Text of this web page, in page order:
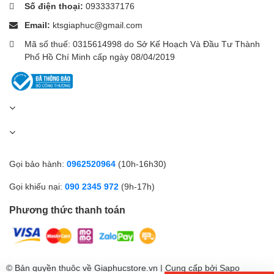
Theo dõi nhiệt độ liên tục
Bảo vệ quá nhiệt, quá dòng, quá áp
👉 Yên tâm sử dụng lâu dài
🔋 Hiệu năng sử dụng
Backup pin trong ngày
Số điện thoại: 0933337176
Email: ktsgiaphuc@gmail.com
Mã số thuế: 0315614998 do Sở Kế Hoạch Và Đầu Tư Thành
Phố Hồ Chí Minh cấp ngày 08/04/2019
Gọi bảo hành: 0962520964 (10h-16h30)
Gọi khiếu nại: 090 2345 972 (9h-17h)
Phương thức thanh toán
© Bản quyền thuộc về Giaphucstore.vn | Cung cấp bởi Sapo